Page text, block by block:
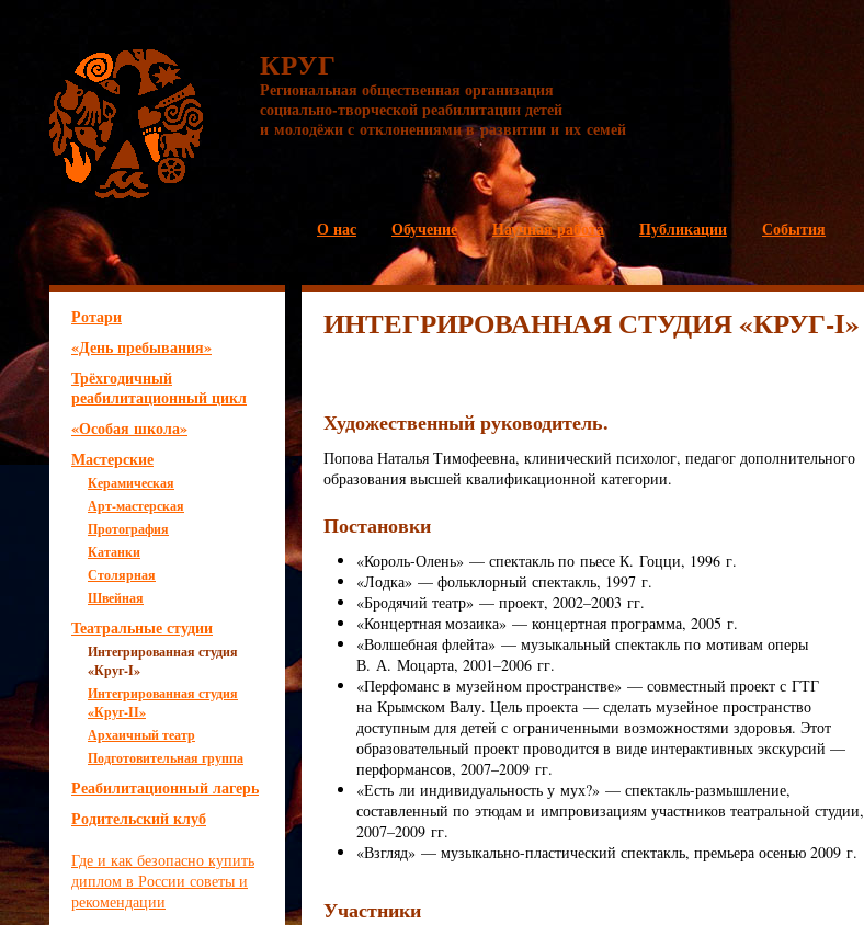
КРУГ
Региональная общественная организация
социально-творческой реабилитации детей
и молодёжи с отклонениями в развитии и их семей
О нас Обучение Научная работа Публикации События
Ротари
«День пребывания»
Трёхгодичный
реабилитационный цикл
«Особая школа»
Мастерские
Керамическая
Арт-мастерская
Протография
Катанки
Столярная
Швейная
Театральные студии
Интегрированная студия
«Круг-I»
Интегрированная студия
«Круг-II»
Архаичный театр
Подготовительная группа
Реабилитационный лагерь
Родительский клуб
Где и как безопасно купить
диплом в России советы и
рекомендации
ИНТЕГРИРОВАННАЯ СТУДИЯ«КРУГ-I»
Художественный руководитель.
Попова Наталья Тимофеевна, клинический психолог, педагог дополнительного
образования высшей квалификационной категории.
Постановки
«Король-Олень» — спектакль по пьесе К. Гоцци, 1996 г.
«Лодка» — фольклорный спектакль, 1997 г.
«Бродячий театр» — проект, 2002–2003 гг.
«Концертная мозаика» — концертная программа, 2005 г.
«Волшебная флейта» — музыкальный спектакль по мотивам оперы
В. А. Моцарта, 2001–2006 гг.
«Перфоманс в музейном пространстве» — совместный проект с ГТГ
на Крымском Валу. Цель проекта — сделать музейное пространство
доступным для детей с ограниченными возможностями здоровья. Этот
образовательный проект проводится в виде интерактивных экскурсий —
перформансов, 2007–2009 гг.
«Есть ли индивидуальность у мух?» — спектакль-размышление,
составленный по этюдам и импровизациям участников театральной студии,
2007–2009 гг.
«Взгляд» — музыкально-пластический спектакль, премьера осенью 2009 г.
Участники